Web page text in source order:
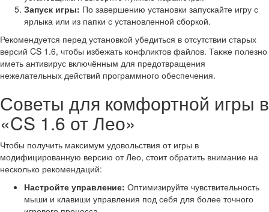
Запуск игры: По завершению установки запускайте игру с
ярлыка или из папки с установленной сборкой.
Рекомендуется перед установкой убедиться в отсутствии старых
версий CS 1.6, чтобы избежать конфликтов файлов. Также полезно
иметь антивирус включённым для предотвращения
нежелательных действий программного обеспечения.
Советы для комфортной игры в
«CS 1.6 от Лео»
Чтобы получить максимум удовольствия от игры в
модифицированную версию от Лео, стоит обратить внимание на
несколько рекомендаций:
Настройте управление: Оптимизируйте чувствительность
мыши и клавиши управления под себя для более точного